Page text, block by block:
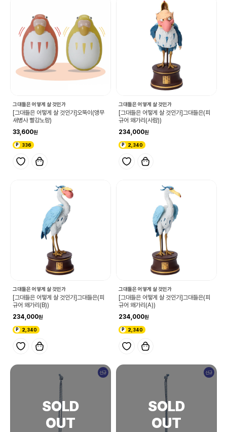
그대들은 어떻게 살 것인가
[그대들은 어떻게 살 것인가]오뚝이(앵무
새병사 빨강노랑)
33,600
336
그대들은 어떻게 살 것인가
[그대들은 어떻게 살 것인가]그대들은(피
규어 왜가리(사람))
234,000
2,340
그대들은 어떻게 살 것인가
[그대들은 어떻게 살 것인가]그대들은(피
규어 왜가리(B))
234,000
2,340
그대들은 어떻게 살 것인가
[그대들은 어떻게 살 것인가]그대들은(피
규어 왜가리(A))
234,000
2,340
신규 신규